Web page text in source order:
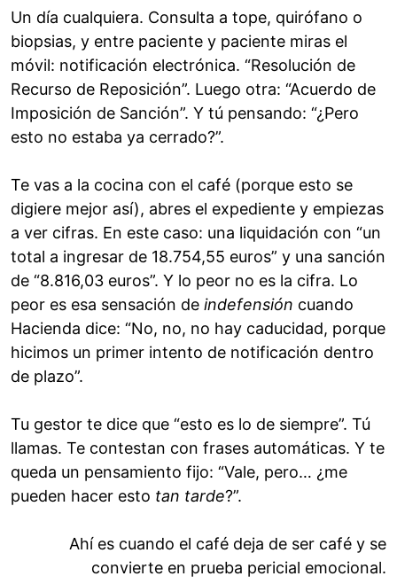
Un día cualquiera. Consulta a tope, quirófano o
biopsias, y entre paciente y paciente miras el
móvil: notificación electrónica. “Resolución de
Recurso de Reposición”. Luego otra: “Acuerdo de
Imposición de Sanción”. Y tú pensando: “¿Pero
esto no estaba ya cerrado?”.
Te vas a la cocina con el café (porque esto se
digiere mejor así), abres el expediente y empiezas
a ver cifras. En este caso: una liquidación con “un
total a ingresar de 18.754,55 euros” y una sanción
de “8.816,03 euros”. Y lo peor no es la cifra. Lo
peor es esa sensación de indefensión cuando
Hacienda dice: “No, no, no hay caducidad, porque
hicimos un primer intento de notificación dentro
de plazo”.
Tu gestor te dice que “esto es lo de siempre”. Tú
llamas. Te contestan con frases automáticas. Y te
queda un pensamiento fijo: “Vale, pero… ¿me
pueden hacer esto tan tarde?”.
Ahí es cuando el café deja de ser café y se
convierte en prueba pericial emocional.